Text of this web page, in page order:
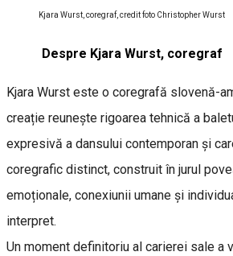
Kjara Wurst, coregraf, credit foto Christopher Wurst
Despre Kjara Wurst, coregraf
Kjara Wurst este o coregrafă slovenă-
creație reunește rigoarea tehnică a
expresivă a dansului contemporan și
coregrafic distinct, construit în jurul
emoționale, conexiunii umane și
interpret.
Un moment definitoriu al carierei sale a